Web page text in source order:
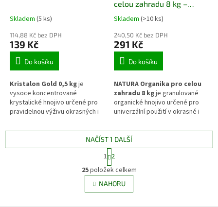
Skladem (5 ks)
114,88 Kč bez DPH
139 Kč
Do košíku
Kristalon Gold 0,5 kgje
vysoce koncentrované
krystalické hnojivo určené pro
pravidelnou výživu okrasných i
vegetace. Obsahuje vyvážený
mikroprvků, které podporují
vodorozpustné formě umožňuje
dostupnost živin pro kořenový
celou zahradu 8 kg –
univerzální organické
Skladem (>10 ks)
240,50 Kč bez DPH
291 Kč
Do košíku
NATURA Organika pro celou
zahradu 8 kgje granulované
organické hnojivo určené pro
univerzální použití v okrasné i
Obsahuje přírodní zdroje živin a
organickou hmotu, která
podporuje půdní
mikroorganismy, zlepšuje
strukturu půdy a zajišťuje
postupné uvolňování živin
během vegetace.
O
v
l
á
NAČÍST 1 DALŠÍ
S
t
r
á
n
k
1 2
25položek celkem
NAHORU